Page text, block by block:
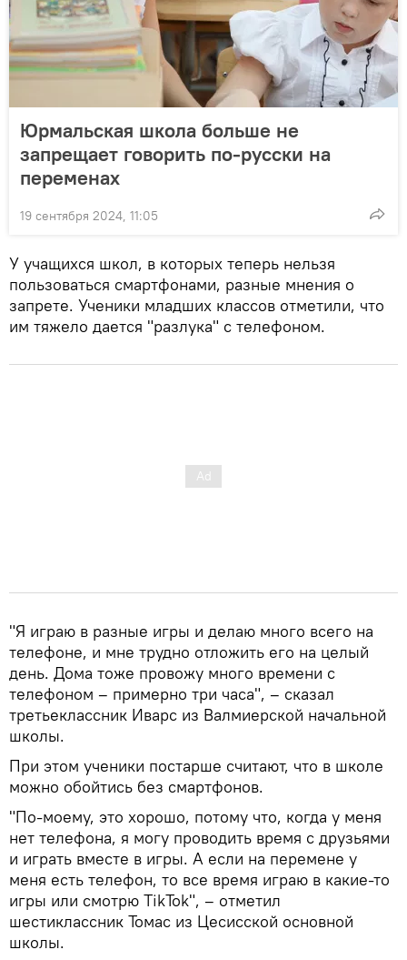
Юрмальская школа больше не
запрещает говорить по-русски на
переменах
19 сентября 2024, 11:05
У учащихся школ, в которых теперь нельзя
пользоваться смартфонами, разные мнения о
запрете. Ученики младших классов отметили, что
им тяжело дается "разлука" с телефоном.
"Я играю в разные игры и делаю много всего на
телефоне, и мне трудно отложить его на целый
день. Дома тоже провожу много времени с
телефоном – примерно три часа", – сказал
третьеклассник Иварс из Валмиерской начальной
школы.
При этом ученики постарше считают, что в школе
можно обойтись без смартфонов.
"По-моему, это хорошо, потому что, когда у меня
нет телефона, я могу проводить время с друзьями
и играть вместе в игры. А если на перемене у
меня есть телефон, то все время играю в какие-то
игры или смотрю TikTok", – отметил
шестиклассник Томас из Цесисской основной
школы.